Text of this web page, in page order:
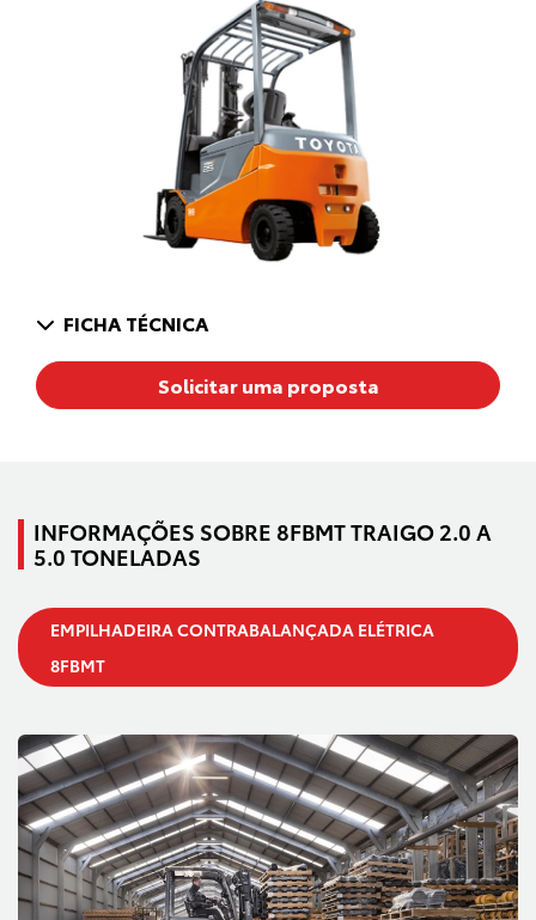
FICHA TÉCNICA
Solicitar uma proposta
INFORMAÇÕES SOBRE 8FBMT TRAIGO 2.0 A
5.0 TONELADAS
EMPILHADEIRA CONTRABALANÇADA ELÉTRICA
8FBMT